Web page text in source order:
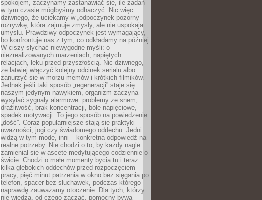
spokojem, zaczynamy zastanawiać się, ile zadań
w tym czasie mógłbyśmy odhaczyć. Nic więc
dziwnego, że uciekamy w „odpoczynek pozorny” –
rozrywkę, która zajmuje zmysły, ale nie uspokaja
umysłu. Prawdziwy odpoczynek jest wymagający,
bo konfrontuje nas z tym, co odkładamy na później.
W ciszy słychać niewygodne myśli: o
niezrealizowanych marzeniach, napiętych
relacjach, lęku przed przyszłością. Nic dziwnego,
że łatwiej włączyć kolejny odcinek serialu albo
zanurzyć się w morzu memów i krótkich filmików.
Jednak jeśli taki sposób „regeneracji” staje się
naszym jedynym nawykiem, organizm zaczyna
wysyłać sygnały alarmowe: problemy ze snem,
drażliwość, brak koncentracji, bóle napięciowe,
spadek motywacji. To jego sposób na powiedzenie
„dość”. Coraz popularniejsze stają się praktyki
uważności, jogi czy świadomego oddechu. Jedni
widzą w tym modę, inni – konkretną odpowiedź na
realne potrzeby. Nie chodzi o to, by każdy nagle
zamieniał się w ascetę medytującego codziennie o
świcie. Chodzi o małe momenty bycia tu i teraz:
kilka głębokich oddechów przed rozpoczęciem
pracy, pięć minut patrzenia w okno bez sięgania po
telefon, spacer bez słuchawek, podczas którego
naprawdę zauważamy otoczenie. Dla tych, którzy
nie wiedzą, od czego zacząć, pomocny bywa